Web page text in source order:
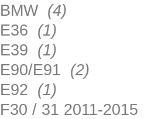
BMW (4)
E36 (1)
E39 (1)
E90/E91 (2)
E92 (1)
F30 / 31 2011-2015